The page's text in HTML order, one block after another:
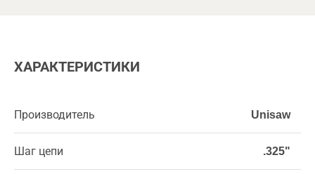
ХАРАКТЕРИСТИКИ
Производитель Unisaw
Шаг цепи .325"